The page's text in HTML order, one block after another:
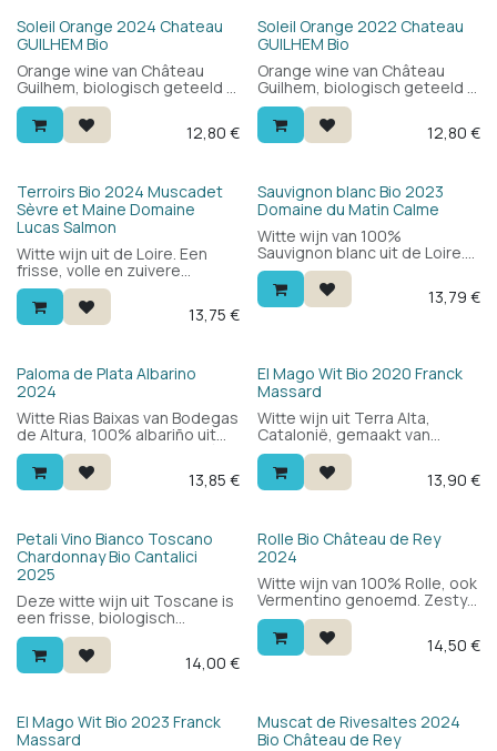
rode druiven.
Bio
Soleil Orange 2024 Chateau
GUILHEM Bio
Orange wine van Château
Guilhem, biologisch geteeld in
de Languedoc. 100%
chardonnay, licht oxidatief
met wit fruit, noten en een
een mooie introductie tot het
genre.
12,80 €
Bio
Soleil Orange 2022 Chateau
GUILHEM Bio
Orange wine van Château
Guilhem, biologisch geteeld in
de Languedoc. 100%
chardonnay, licht oxidatief
met wit fruit, noten en een
een mooie introductie tot het
genre.
12,80 €
Terroirs Bio 2024 Muscadet
Sèvre et Maine Domaine
Lucas Salmon
Witte wijn uit de Loire. Een
frisse, volle en zuivere
Muscadet voor bij de
mosselen, oesters en andere
zeevruchten. Muscadet de
13,75 €
Bio
Sauvignon blanc Bio 2023
Domaine du Matin Calme
Witte wijn van 100%
Sauvignon blanc uit de Loire.
Elegant, zuiver, lekker.
Sauvignon blanc met frisheid
en zuiverheid. Hoort niet thuis
13,79 €
Paloma de Plata Albarino
2024
Witte Rias Baixas van Bodegas
de Altura, 100% albariño uit
het hart van de Val do Salnés.
Fris en aromatisch met perzik,
peer, citrus en een minerale,
zeevruchten en salades.
13,85 €
Bio
El Mago Wit Bio 2020 Franck
Massard
Witte wijn uit Terra Alta,
Catalonië, gemaakt van
biologische Garnacha Blanca.
Fris en rond met wit fruit, een
minerale toets en een lichte
— een aparte Spaanse witte
wijn om te ontdekken.
13,90 €
Bio
Petali Vino Bianco Toscano
Chardonnay Bio Cantalici
2025
Deze witte wijn uit Toscane is
een frisse, biologisch
geteelde Chardonnay van het
wijndomein Cantalici, onder
de IGT Toscana-appellatie.
14,00 €
Bio
Rolle Bio Château de Rey
2024
Witte wijn van 100% Rolle, ook
Vermentino genoemd. Zesty,
fris en rond. Drink hem bij
gegrilde vis, kreeft, harde
kazen en zelfs asperges.14,50 €
Bio
El Mago Wit Bio 2023 Franck
Massard
Bio
Muscat de Rivesaltes 2024
Bio Château de Rey